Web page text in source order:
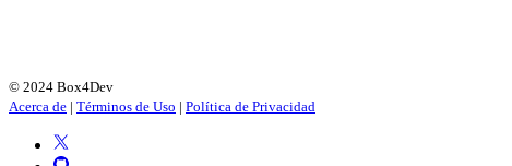
© 2024 Box4Dev
Acerca de | Términos de Uso | Política de Privacidad